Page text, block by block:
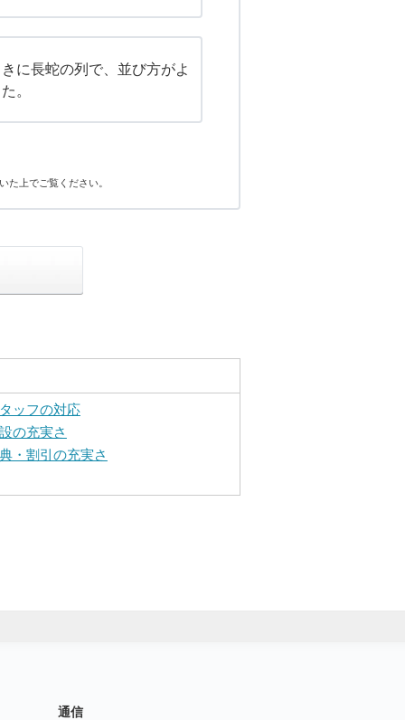
に長蛇の列で、並び方がよ
。
た上でご覧ください。
ッフの対応
の充実さ
・割引の充実さ
通信